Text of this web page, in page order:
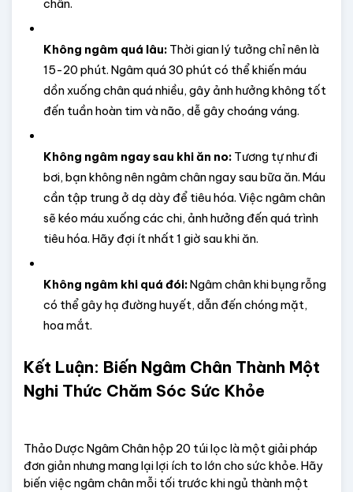
chân.
Không ngâm quá lâu: Thời gian lý tưởng chỉ nên là
15-20 phút. Ngâm quá 30 phút có thể khiến máu
dồn xuống chân quá nhiều, gây ảnh hưởng không tốt
đến tuần hoàn tim và não, dễ gây choáng váng.
Không ngâm ngay sau khi ăn no: Tương tự như đi
bơi, bạn không nên ngâm chân ngay sau bữa ăn. Máu
cần tập trung ở dạ dày để tiêu hóa. Việc ngâm chân
sẽ kéo máu xuống các chi, ảnh hưởng đến quá trình
tiêu hóa. Hãy đợi ít nhất 1 giờ sau khi ăn.
Không ngâm khi quá đói: Ngâm chân khi bụng rỗng
có thể gây hạ đường huyết, dẫn đến chóng mặt,
hoa mắt.
Kết Luận: Biến Ngâm Chân Thành Một
Nghi Thức Chăm Sóc Sức Khỏe
Thảo Dược Ngâm Chân hộp 20 túi lọc là một giải pháp
đơn giản nhưng mang lại lợi ích to lớn cho sức khỏe. Hãy
biến việc ngâm chân mỗi tối trước khi ngủ thành một